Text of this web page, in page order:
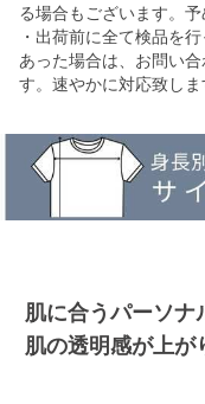
る場合もございます。
・出荷前に全て検品を
あった場合は、お問い
す。速やかに対応致しま
肌に合うパーソナ
肌の透明感が上が